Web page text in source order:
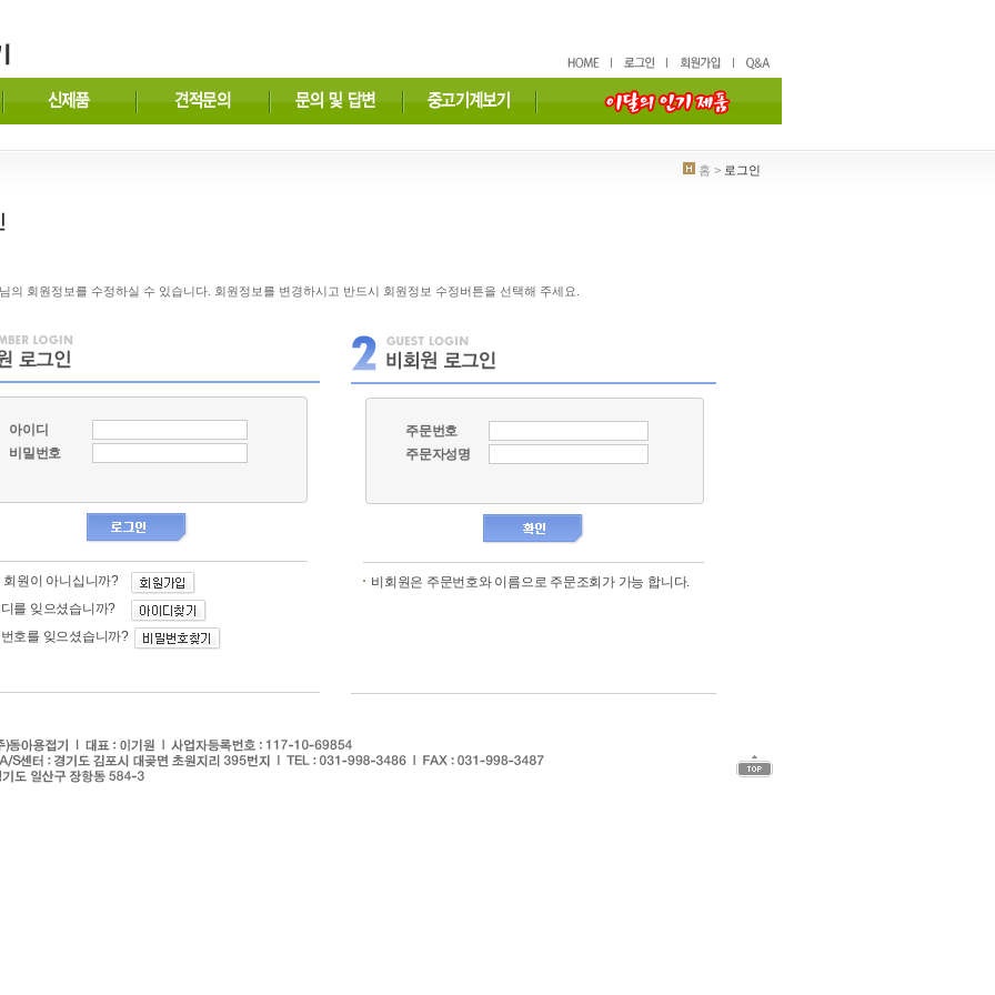
홈 > 로그인
의 회원정보를 수정하실 수 있습니다. 회원정보를 변경하시고 반드시 회원정보 수정버튼을 선택해 주세요.
아이디
비밀번호
회원이 아니십니까?
를 잊으셨습니까?
호를 잊으셨습니까?
주문번호
주문자성명
비회원은 주문번호와 이름으로 주문조회가 가능 합니다.